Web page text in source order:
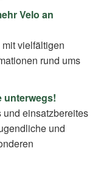
Velo an
vielfältigen
rund ums
unterwegs!
einsatzbereites
und